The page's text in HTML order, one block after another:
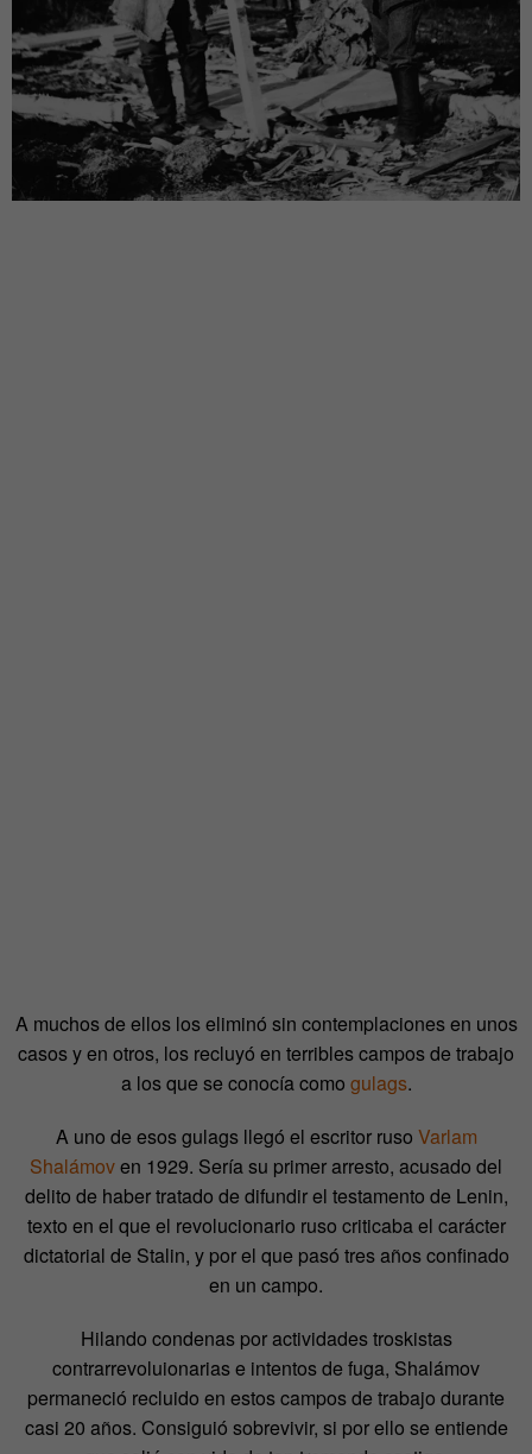
A muchos de ellos los eliminó sin contemplaciones en unos
casos y en otros, los recluyó en terribles campos de trabajo
a los que se conocía como gulags.
A uno de esos gulags llegó el escritor ruso Varlam
Shalámoven 1929. Sería su primer arresto, acusado del
delito de haber tratado de difundir el testamento de Lenin,
texto en el que el revolucionario ruso criticaba el carácter
dictatorial de Stalin, y por el que pasó tres años confinado
en un campo.
Hilando condenas por actividades troskistas
contrarrevoluionarias e intentos de fuga, Shalámov
permaneció recluido en estos campos de trabajo durante
casi 20 años. Consiguió sobrevivir, si por ello se entiende